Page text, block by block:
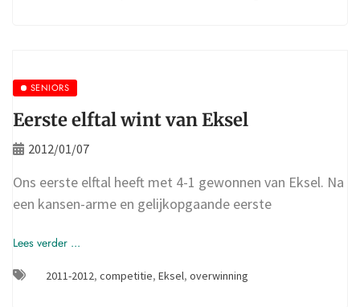
SENIORS
Eerste elftal wint van Eksel
2012/01/07
Ons eerste elftal heeft met 4-1 gewonnen van Eksel. Na
een kansen-arme en gelijkopgaande eerste
Lees verder ...
2011-2012, competitie, Eksel, overwinning